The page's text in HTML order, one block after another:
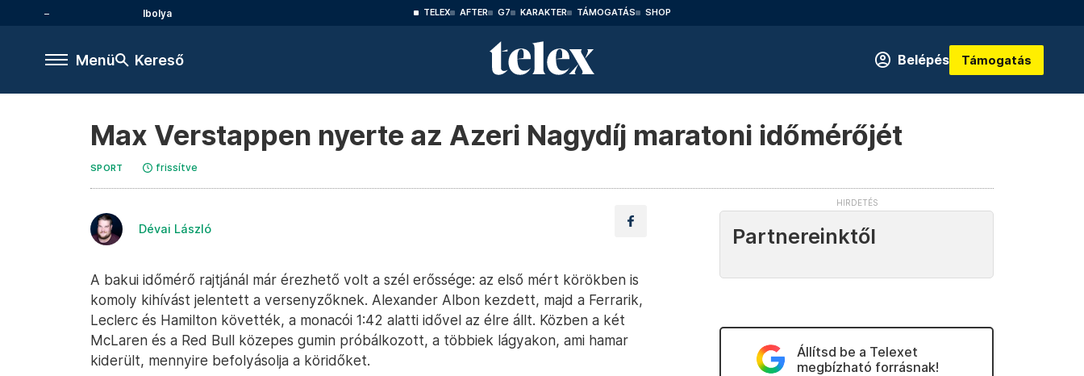
Ibolya TELEX AFTER G7 KARAKTER TÁMOGATÁS SHOP
Menü Kereső Belépés Támogatás
Max Verstappen nyerte az Azeri Nagydíj maratoni időmérőjét
SPORT frissítve
Dévai László
A bakui időmérő rajtjánál már érezhető volt a szél erőssége: az első mért körökben is
komoly kihívást jelentett a versenyzőknek. Alexander Albon kezdett, majd a Ferrarik,
Leclerc és Hamilton követték, a monacói 1:42 alatti idővel az élre állt. Közben a két
McLaren és a Red Bull közepes gumin próbálkozott, a többiek lágyakon, ami hamar
kiderült, mennyire befolyásolja a köridőket.
Partnereinktől
Állítsd be a Telexet
megbízható forrásnak!